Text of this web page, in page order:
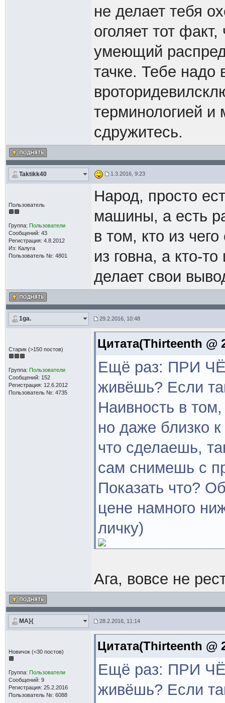
не делает тебя
оголяет тот
умеющий
тачке. Тебе надо
терминологией и
сдружитесь.
Taktikk40 1.3.2016, 9:23
Пользователь
Группа: Пользователи
Сообщений: 43
Регистрация: 4.8.2012
Из: Калуга
Пользователь №: 4801
Народ, просто
машины, а есть
в том, кто из
из говна, а кто-
делает свои
1ga. 29.2.2016, 10:48
Старик (>150 постов)
Группа: Пользователи
Сообщений: 152
Регистрация: 12.6.2012
Пользователь №: 4735
Цитата(Thirteenth @
Ещё раз: ПРИ
живёшь? Если
Наивность в
но даже близко
что сделаешь,
сам снимешь с
Показать что?
цене намного
личку)
Ага, вовсе не
MA}{ 28.2.2016, 11:14
Новичок (<30 постов)
Группа: Пользователи
Сообщений: 9
Регистрация: 25.2.2016
Пользователь №: 6088
Цитата(Thirteenth @
Ещё раз: ПРИ
живёшь? Если